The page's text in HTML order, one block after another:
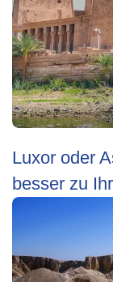
Luxor oder
besser zu